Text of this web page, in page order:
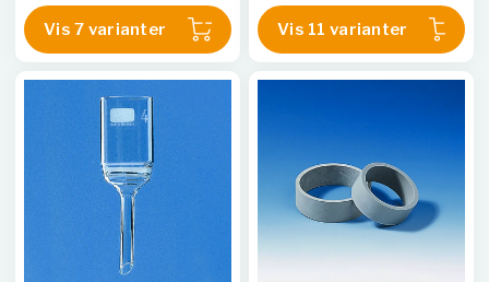
Vis 7 varianter
BRA 145535|BRA 145540|
BRA 145545 |BRA 145550
BRA 145560
Vis 11 varianter